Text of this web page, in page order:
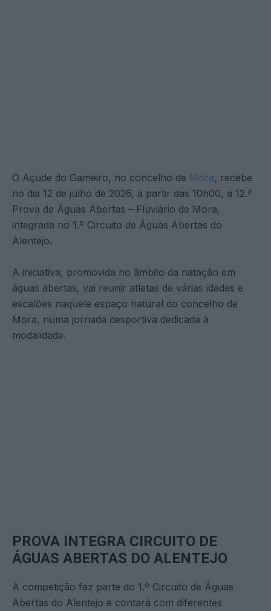
O Açude do Gameiro, no concelho de Mora, recebe
no dia 12 de julho de 2026, a partir das 10h00, a 12.ª
Prova de Águas Abertas – Fluviário de Mora,
integrada no 1.º Circuito de Águas Abertas do
Alentejo.
A iniciativa, promovida no âmbito da natação em
águas abertas, vai reunir atletas de várias idades e
escalões naquele espaço natural do concelho de
Mora, numa jornada desportiva dedicada à
modalidade.
PROVA INTEGRA CIRCUITO DE
ÁGUAS ABERTAS DO ALENTEJO
A competição faz parte do 1.º Circuito de Águas
Abertas do Alentejo e contará com diferentes